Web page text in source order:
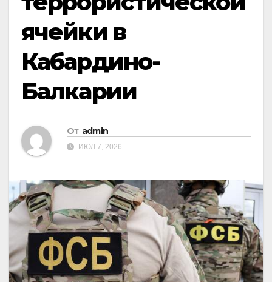
ячейки в
Кабардино-
Балкарии
От admin
ИЮЛ 7, 2026